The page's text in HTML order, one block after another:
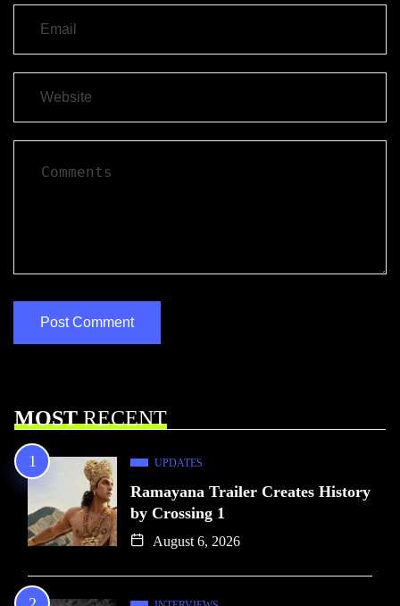
MOSTRECENT
UPDATES
Ramayana Trailer Creates History
by Crossing 1
August 6, 2026